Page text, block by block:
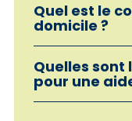
Quel est le
domicile ?
Quelles sont
pour une